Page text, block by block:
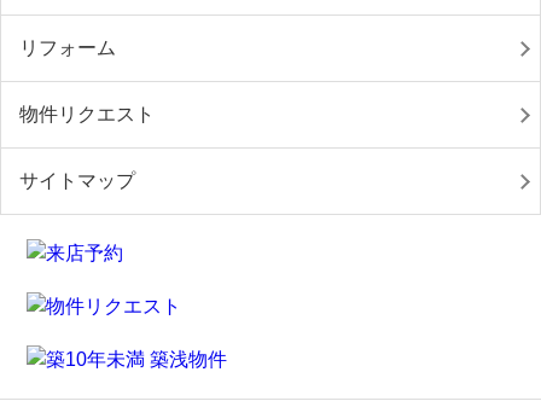
リフォーム
物件リクエスト
サイトマップ